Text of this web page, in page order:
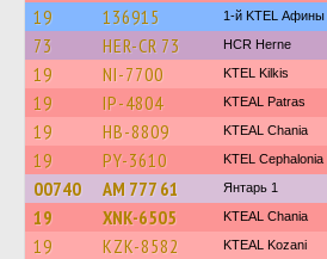
19 136915 1-й KTEL Афины
73 HER-CR 73 HCR Herne
19 NI-7700 KTEL Kilkis
19 IP-4804 KTEAL Patras
19 HB-8809 KTEAL Chania
19 PY-3610 KTEL Cephalonia
00740 АМ 777 61 Янтарь 1
19 XNK-6505 KTEAL Chania
19 KZK-8582 KTEAL Kozani